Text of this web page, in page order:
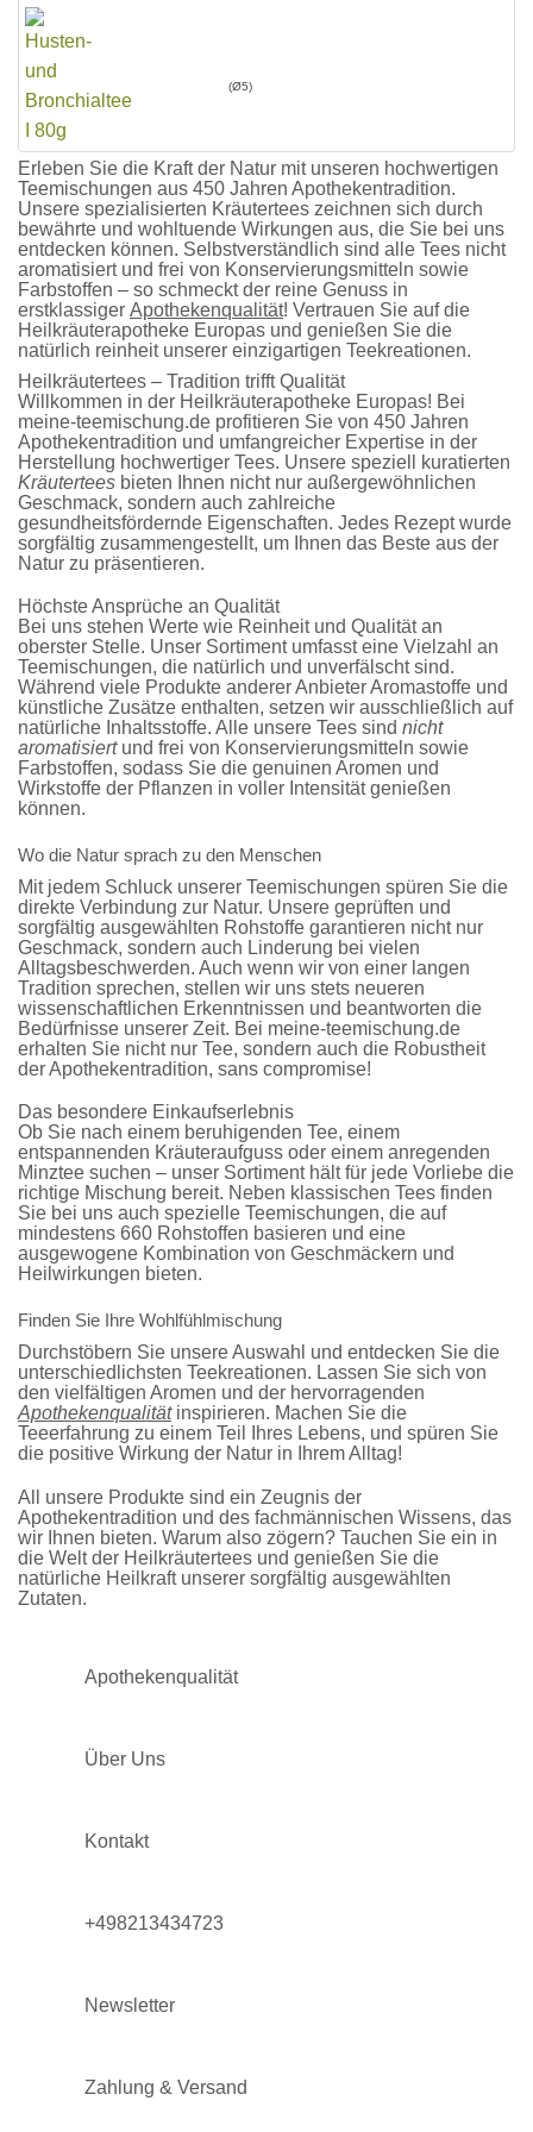
(Ø5)
Erleben Sie die Kraft der Natur mit unseren hochwertigen
Teemischungen aus 450 Jahren Apothekentradition.
Unsere spezialisierten Kräutertees zeichnen sich durch
bewährte und wohltuende Wirkungen aus, die Sie bei uns
entdecken können. Selbstverständlich sind alle Tees nicht
aromatisiert und frei von Konservierungsmitteln sowie
Farbstoffen – so schmeckt der reine Genuss in
erstklassiger Apothekenqualität! Vertrauen Sie auf die
Heilkräuterapotheke Europas und genießen Sie die
natürlich reinheit unserer einzigartigen Teekreationen.
Heilkräutertees – Tradition trifft Qualität
Willkommen in der Heilkräuterapotheke Europas! Bei
meine-teemischung.de profitieren Sie von 450 Jahren
Apothekentradition und umfangreicher Expertise in der
Herstellung hochwertiger Tees. Unsere speziell kuratierten
Kräutertees bieten Ihnen nicht nur außergewöhnlichen
Geschmack, sondern auch zahlreiche
gesundheitsfördernde Eigenschaften. Jedes Rezept wurde
sorgfältig zusammengestellt, um Ihnen das Beste aus der
Natur zu präsentieren.
Höchste Ansprüche an Qualität
Bei uns stehen Werte wie Reinheit und Qualität an
oberster Stelle. Unser Sortiment umfasst eine Vielzahl an
Teemischungen, die natürlich und unverfälscht sind.
Während viele Produkte anderer Anbieter Aromastoffe und
künstliche Zusätze enthalten, setzen wir ausschließlich auf
natürliche Inhaltsstoffe. Alle unsere Tees sind nicht
aromatisiertund frei von Konservierungsmitteln sowie
Farbstoffen, sodass Sie die genuinen Aromen und
Wirkstoffe der Pflanzen in voller Intensität genießen
können.
Wo die Natur sprach zu den Menschen
Mit jedem Schluck unserer Teemischungen spüren Sie die
direkte Verbindung zur Natur. Unsere geprüften und
sorgfältig ausgewählten Rohstoffe garantieren nicht nur
Geschmack, sondern auch Linderung bei vielen
Alltagsbeschwerden. Auch wenn wir von einer langen
Tradition sprechen, stellen wir uns stets neueren
wissenschaftlichen Erkenntnissen und beantworten die
Bedürfnisse unserer Zeit. Bei meine-teemischung.de
erhalten Sie nicht nur Tee, sondern auch die Robustheit
der Apothekentradition, sans compromise!
Das besondere Einkaufserlebnis
Ob Sie nach einem beruhigenden Tee, einem
entspannenden Kräuteraufguss oder einem anregenden
Minztee suchen – unser Sortiment hält für jede Vorliebe die
richtige Mischung bereit. Neben klassischen Tees finden
Sie bei uns auch spezielle Teemischungen, die auf
mindestens 660 Rohstoffen basieren und eine
ausgewogene Kombination von Geschmäckern und
Heilwirkungen bieten.
Finden Sie Ihre Wohlfühlmischung
Durchstöbern Sie unsere Auswahl und entdecken Sie die
unterschiedlichsten Teekreationen. Lassen Sie sich von
den vielfältigen Aromen und der hervorragenden
Apothekenqualitätinspirieren. Machen Sie die
Teeerfahrung zu einem Teil Ihres Lebens, und spüren Sie
die positive Wirkung der Natur in Ihrem Alltag!
All unsere Produkte sind ein Zeugnis der
Apothekentradition und des fachmännischen Wissens, das
wir Ihnen bieten. Warum also zögern? Tauchen Sie ein in
die Welt der Heilkräutertees und genießen Sie die
natürliche Heilkraft unserer sorgfältig ausgewählten
Zutaten.
Apothekenqualität
Über Uns
Kontakt
+498213434723
Newsletter
Zahlung & Versand